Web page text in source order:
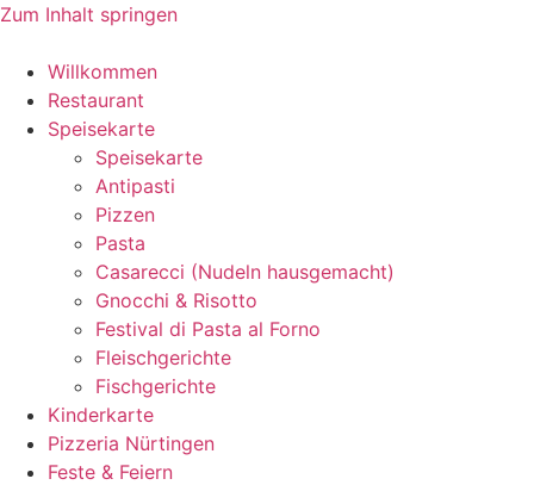
Zum Inhalt springen
Willkommen
Restaurant
Speisekarte
Speisekarte
Antipasti
Pizzen
Pasta
Casarecci (Nudeln hausgemacht)
Gnocchi & Risotto
Festival di Pasta al Forno
Fleischgerichte
Fischgerichte
Kinderkarte
Pizzeria Nürtingen
Feste & Feiern